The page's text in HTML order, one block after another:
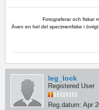
Fotograferar och fiskar
Även en hel del specimenfiske i
leg_lock
Registered User
Reg.datum: Apr